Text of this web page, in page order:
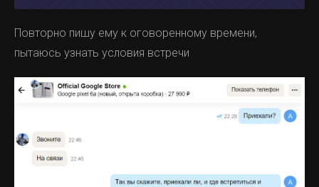
Повторно пишу ему к оговоренному времени,
пытаюсь узнать условия встречи